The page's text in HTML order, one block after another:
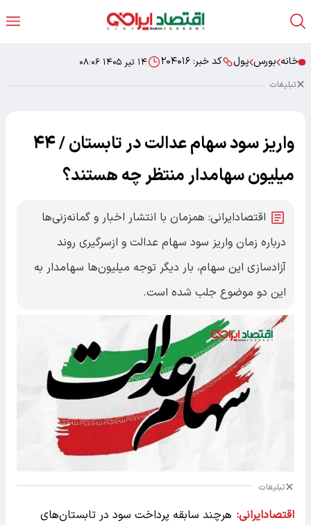
خانه بورس پول کد خبر: ۲۰۴۰۱۶ ۱۴ تیر ۱۴۰۵ ۰۸:۰۶
تبلیغات
واریز سود سهام عدالت در تابستان / ۴۴
میلیون سهامدار منتظر چه هستند؟
اقتصادایرانی: همزمان با انتشار اخبار و گمانه‌زنی‌ها
درباره زمان واریز سود سهام عدالت و ازسرگیری روند
آزادسازی این سهام، بار دیگر توجه میلیون‌ها سهامدار به
این دو موضوع جلب شده است.
تبلیغات
اقتصادایرانی: هرچند سابقه پرداخت سود در تابستان‌های